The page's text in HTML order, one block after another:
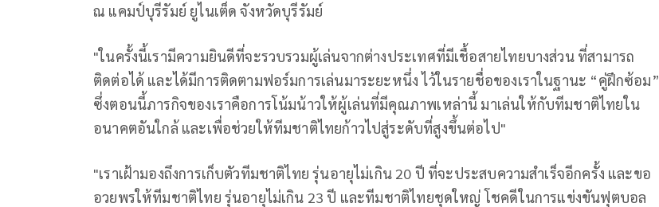
ณ แคมป์บุรีรัมย์ ยูไนเต็ด จังหวัดบุรีรัมย์
"ในครั้งนี้เรามีความยินดีที่จะรวบรวมผู้เล่นจากต่างประเทศที่มีเชื้อสายไทยบางส่วน ที่สามารถ
ติดต่อได้ และได้มีการติดตามฟอร์มการเล่นมาระยะหนึ่ง ไว้ในรายชื่อของเราในฐานะ “คู่ฝึกซ้อม”
ซึ่งตอนนี้ภารกิจของเราคือการโน้มน้าวให้ผู้เล่นที่มีคุณภาพเหล่านี้ มาเล่นให้กับทีมชาติไทยใน
อนาคตอันใกล้ และเพื่อช่วยให้ทีมชาติไทยก้าวไปสู่ระดับที่สูงขึ้นต่อไป"
"เราเฝ้ามองถึงการเก็บตัวทีมชาติไทย รุ่นอายุไม่เกิน 20 ปี ที่จะประสบความสำเร็จอีกครั้ง และขอ
อวยพรให้ทีมชาติไทย รุ่นอายุไม่เกิน 23 ปี และทีมชาติไทยชุดใหญ่ โชคดีในการแข่งขันฟุตบอล